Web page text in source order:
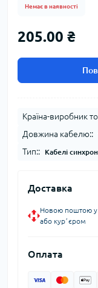
Немає в наявності
205.00 ₴
Країна-виробник
Довжина кабелю::
Тип:: Кабелі
Доставка
Новою поштою у
або курʼєром
Оплата